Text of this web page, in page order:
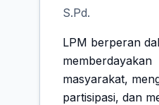
S.Pd.
LPM berperan
memberdayakan
masyarakat,
partisipasi, dan